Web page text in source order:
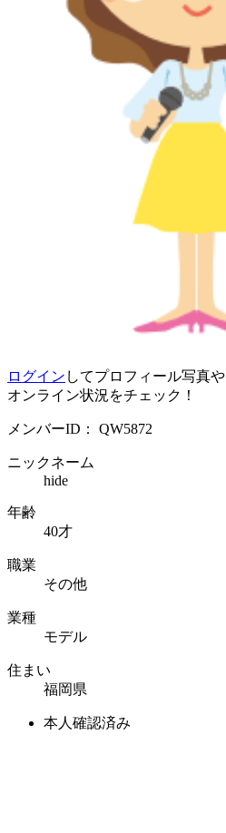
ログイン してプロフィール写真や
オンライン状況をチェック！
メンバーID： QW5872
ニックネーム
hide
年齢
40才
職業
その他
業種
モデル
住まい
福岡県
本人確認済み